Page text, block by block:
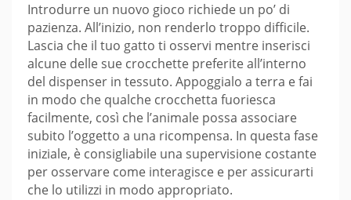
Introdurre un nuovo gioco richiede un po’ di
pazienza. All’inizio, non renderlo troppo difficile.
Lascia che il tuo gatto ti osservi mentre inserisci
alcune delle sue crocchette preferite all’interno
del dispenser in tessuto. Appoggialo a terra e fai
in modo che qualche crocchetta fuoriesca
facilmente, così che l’animale possa associare
subito l’oggetto a una ricompensa. In questa fase
iniziale, è consigliabile una supervisione costante
per osservare come interagisce e per assicurarti
che lo utilizzi in modo appropriato.